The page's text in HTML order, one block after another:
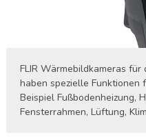
FLIR Wärmebildkameras
haben spezielle Funktionen
Beispiel Fußbodenheizung,
Fensterrahmen, Lüftung,